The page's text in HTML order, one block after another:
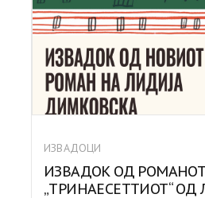
ИЗВАДОЦИ
ИЗВАДОК ОД РОМАНОТ
„ТРИНАЕСЕТТИОТ“ ОД